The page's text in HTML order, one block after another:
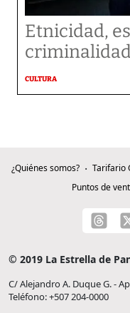
Etnicidad,
CULTURA
¿Quiénes somos? Tarifario
Puntos de
© 2019 La Estrella de
C/ Alejandro A. Duque G. -
Teléfono: +507 204-0000